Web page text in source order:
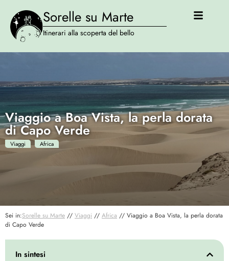
Sorelle su Marte
Itinerari alla scoperta del bello
Viaggio a Boa Vista, la perla dorata
di Capo Verde
Viaggi Africa
Sei in:Sorelle su Marte // Viaggi // Africa // Viaggio a Boa Vista, la perla dorata
di Capo Verde
In sintesi